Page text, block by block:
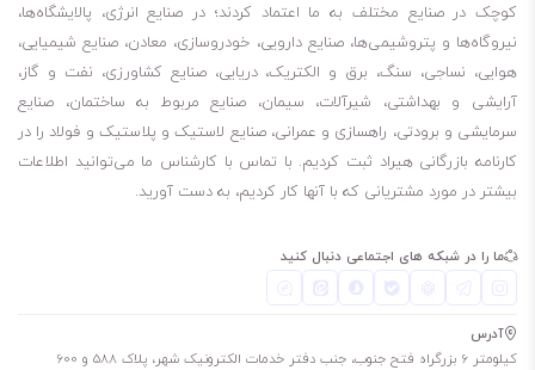
کوچک در صنایع مختلف به ما اعتماد کردند؛ در صنایع انرژی، پالایشگاه‌ها،
نیروگاه‌ها و پتروشیمی‌ها، صنایع دارویی، خودروسازی، معادن، صنایع شیمیایی،
هوایی، نساجی، سنگ، برق و الکتریک، دریایی، صنایع کشاورزی، نفت و گاز،
آرایشی و بهداشتی، شیرآلات، سیمان، صنایع مربوط به ساختمان، صنایع
سرمایشی و برودتی، راهسازی و عمرانی، صنایع لاستیک و پلاستیک و فولاد را در
کارنامه بازرگانی هیراد ثبت کردیم. با تماس با کارشناس ما می‌توانید اطلاعات
بیشتر در مورد مشتریانی که با آنها کار کردیم، به دست آورید.
ما را در شبکه های اجتماعی دنبال کنید
آدرس
کیلومتر 6 بزرگراه فتح جنوب، جنب دفتر خدمات الکترونیک شهر، پلاک 588 و 600